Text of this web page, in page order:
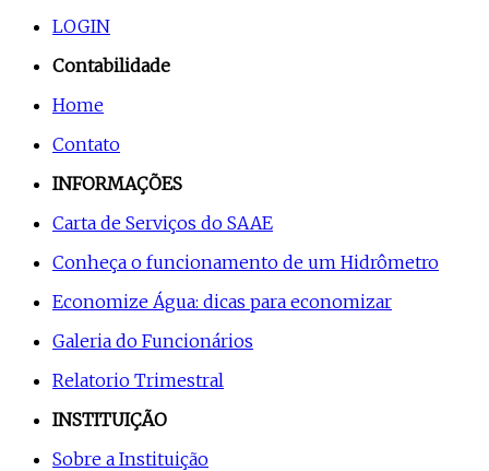
LOGIN
Contabilidade
Home
Contato
INFORMAÇÕES
Carta de Serviços do SAAE
Conheça o funcionamento de um Hidrômetro
Economize Água: dicas para economizar
Galeria do Funcionários
Relatorio Trimestral
INSTITUIÇÃO
Sobre a Instituição